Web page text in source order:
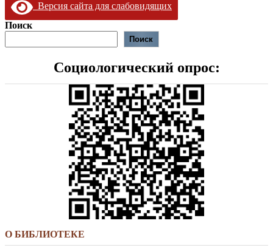
Версия сайта для слабовидящих
Поиск
Поиск
Социологический опрос:
О БИБЛИОТЕКЕ